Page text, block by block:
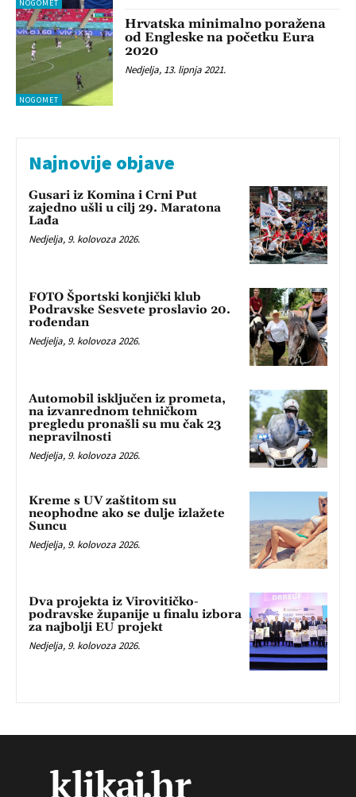
NOGOMET
NOGOMET
Hrvatska minimalno poražena
od Engleske na početku Eura
2020
Nedjelja, 13. lipnja 2021.
Najnovije objave
Gusari iz Komina i Crni Put
zajedno ušli u cilj 29. Maratona
Lađa
Nedjelja, 9. kolovoza 2026.
FOTO Športski konjički klub
Podravske Sesvete proslavio 20.
rođendan
Nedjelja, 9. kolovoza 2026.
Automobil isključen iz prometa,
na izvanrednom tehničkom
pregledu pronašli su mu čak 23
nepravilnosti
Nedjelja, 9. kolovoza 2026.
Kreme s UV zaštitom su
neophodne ako se dulje izlažete
Suncu
Nedjelja, 9. kolovoza 2026.
Dva projekta iz Virovitičko-
podravske županije u finalu izbora
za najbolji EU projekt
Nedjelja, 9. kolovoza 2026.